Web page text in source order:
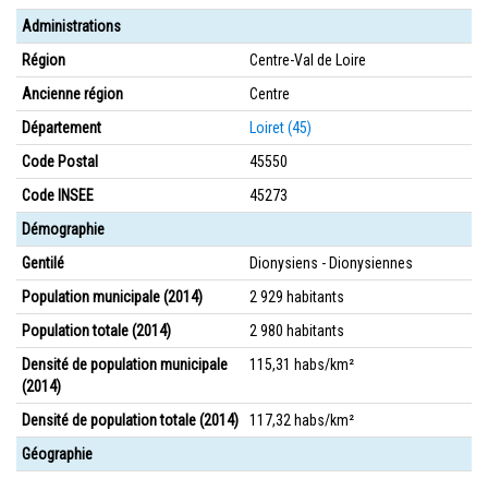
Administrations
Région
Centre-Val de Loire
Ancienne région
Centre
Département
Loiret (45)
Code Postal
45550
Code INSEE
45273
Démographie
Gentilé
Dionysiens - Dionysiennes
Population municipale (2014)
2 929 habitants
Population totale (2014)
2 980 habitants
Densité de population municipale
(2014)
115,31 habs/km²
Densité de population totale (2014)
117,32 habs/km²
Géographie